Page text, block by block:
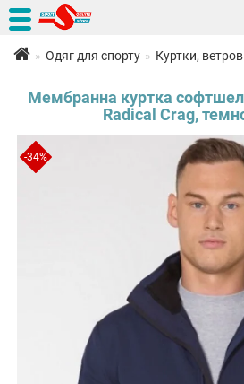
Одяг для спорту Куртки,
Мембранна куртка
Radical Crag,
-34%